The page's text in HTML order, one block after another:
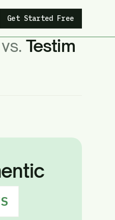
Get Started Free
vs. Testim